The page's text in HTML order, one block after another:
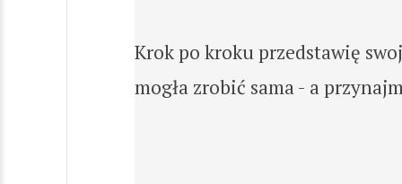
Krok po kroku przedstawię
mogła zrobić sama - a